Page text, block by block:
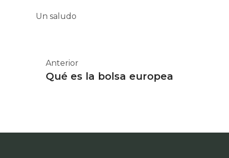
Un saludo
Anterior
Qué es la bolsa europea